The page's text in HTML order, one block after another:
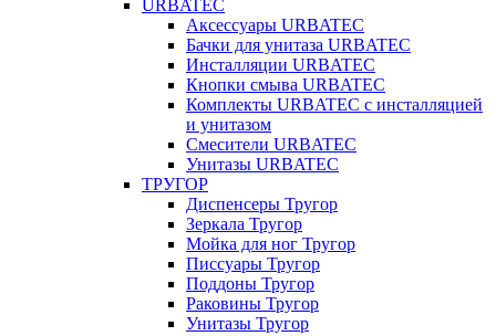
URBATEC
Аксессуары URBATEC
Бачки для унитаза URBATEC
Инсталляции URBATEC
Кнопки смыва URBATEC
Комплекты URBATEC с инсталляцией
и унитазом
Смесители URBATEC
Унитазы URBATEC
ТРУГОР
Диспенсеры Тругор
Зеркала Тругор
Мойка для ног Тругор
Писсуары Тругор
Поддоны Тругор
Раковины Тругор
Унитазы Тругор